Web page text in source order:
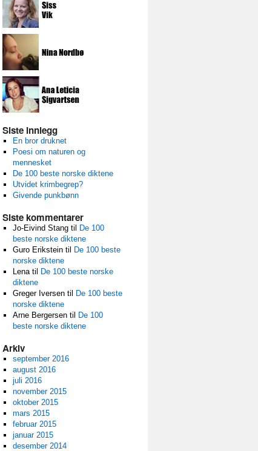
Siste innlegg
En bror druknet
Poesi om naturen og
mennesket
De 100 beste norske diktene
Utvidet krimbegrep?
Givende punkbønn
Siste kommentarer
Jo-Eivind Stangtil
De 100
beste norske diktene
Guro Eriksteintil
De 100 beste
norske diktene
Lenatil
De 100 beste norske
diktene
Greger Iversentil
De 100 beste
norske diktene
Arne Bergersentil
De 100
beste norske diktene
Arkiv
september 2016
august 2016
juli 2016
november 2015
oktober 2015
mars 2015
februar 2015
januar 2015
desember 2014